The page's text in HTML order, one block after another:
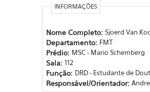
INFORMAÇÕES
Nome Completo: Sjoerd Van
Departamento: FMT
Prédio: MSC - Mario Schemberg
Sala: 112
Função: DRD - Estudante de
Responsável/Orientador: